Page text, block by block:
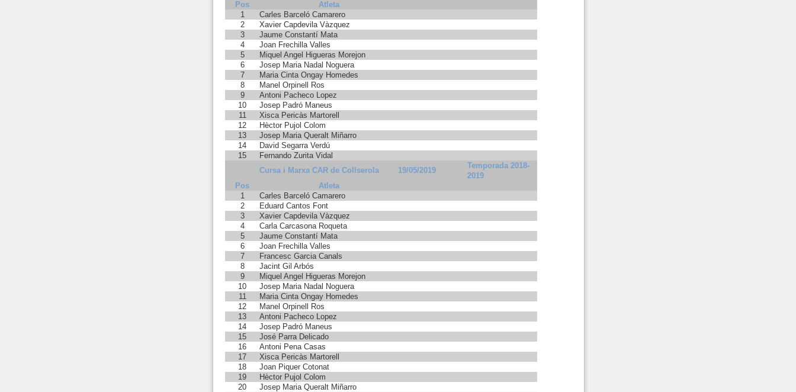
Pos
Atleta
1
Carles Barceló Camarero
2
Xavier Capdevila Vàzquez
3
Jaume Constantí Mata
4
Joan Frechilla Valles
5
Miquel Angel Higueras Morejon
6
Josep Maria Nadal Noguera
7
Maria Cinta Ongay Homedes
8
Manel Orpinell Ros
9
Antoni Pacheco Lopez
10
Josep Padró Maneus
11
Xisca Pericàs Martorell
12
Hèctor Pujol Colom
13
Josep Maria Queralt Miñarro
14
David Segarra Verdú
15
Fernando Zurita Vidal
Cursa i Marxa CAR de Collserola
19/05/2019
Temporada 2018-
2019
Pos
Atleta
1
Carles Barceló Camarero
2
Eduard Cantos Font
3
Xavier Capdevila Vàzquez
4
Carla Carcasona Roqueta
5
Jaume Constantí Mata
6
Joan Frechilla Valles
7
Francesc Garcia Canals
8
Jacint Gil Arbós
9
Miquel Angel Higueras Morejon
10
Josep Maria Nadal Noguera
11
Maria Cinta Ongay Homedes
12
Manel Orpinell Ros
13
Antoni Pacheco Lopez
14
Josep Padró Maneus
15
José Parra Delicado
16
Antoni Pena Casas
17
Xisca Pericàs Martorell
18
Joan Piquer Cotonat
19
Hèctor Pujol Colom
20
Josep Maria Queralt Miñarro